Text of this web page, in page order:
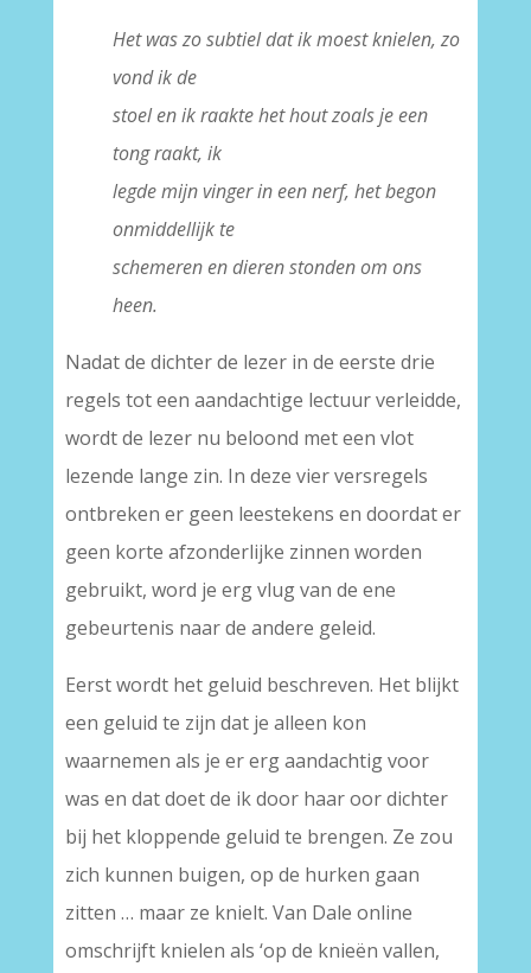
Het was zo subtiel dat ik moest knielen, zo
vond ik de
stoel en ik raakte het hout zoals je een
tong raakt, ik
legde mijn vinger in een nerf, het begon
onmiddellijk te
schemeren en dieren stonden om ons
heen.
Nadat de dichter de lezer in de eerste drie
regels tot een aandachtige lectuur verleidde,
wordt de lezer nu beloond met een vlot
lezende lange zin. In deze vier versregels
ontbreken er geen leestekens en doordat er
geen korte afzonderlijke zinnen worden
gebruikt, word je erg vlug van de ene
gebeurtenis naar de andere geleid.
Eerst wordt het geluid beschreven. Het blijkt
een geluid te zijn dat je alleen kon
waarnemen als je er erg aandachtig voor
was en dat doet de ik door haar oor dichter
bij het kloppende geluid te brengen. Ze zou
zich kunnen buigen, op de hurken gaan
zitten … maar ze knielt. Van Dale online
omschrijft knielen als ‘op de knieën vallen,